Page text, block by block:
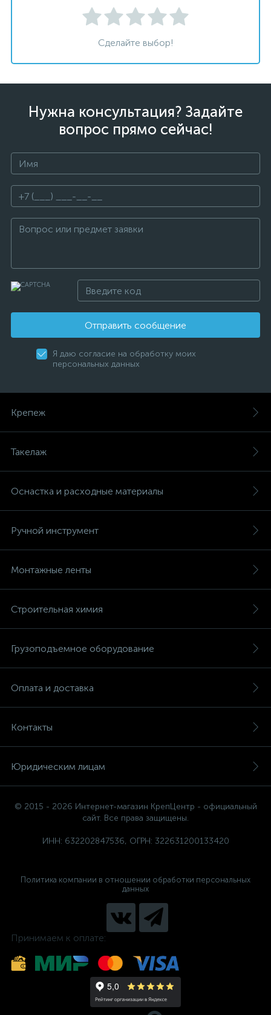
Сделайте выбор!
Нужна консультация? Задайте
вопрос прямо сейчас!
Отправить сообщение
Я даю согласие на обработку моих
персональных данных
Крепеж
Такелаж
Оснастка и расходные материалы
Ручной инструмент
Монтажные ленты
Строительная химия
Грузоподъемное оборудование
Оплата и доставка
Контакты
Юридическим лицам
© 2015 - 2026 Интернет-магазин КрепЦентр - официальный
сайт. Все права защищены.
ИНН: 632202847536, ОГРН: 322631200133420
Политика компании в отношении обработки персональных
данных
Принимаем к оплате: